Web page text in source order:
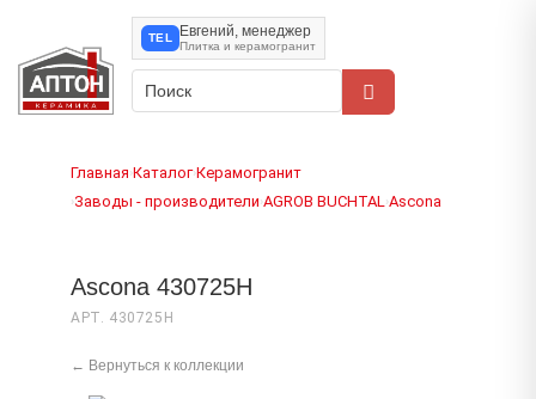
TEL Евгений, менеджер
Плитка и керамогранит
Главная›Каталог›Керамогранит
›Заводы - производители›AGROB BUCHTAL›Ascona
Ascona 430725H
АРТ. 430725H
← Вернуться к коллекции